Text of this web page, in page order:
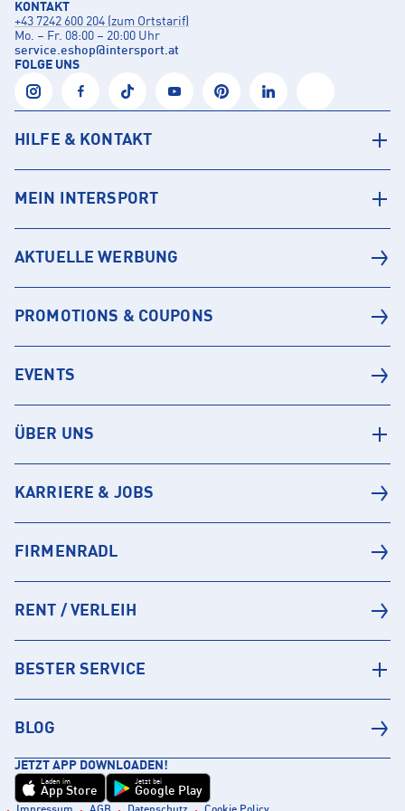
KONTAKT
+43 7242 600 204 (zum Ortstarif)
Mo. – Fr. 08:00 – 20:00 Uhr
service.eshop@intersport.at
FOLGE UNS
HILFE & KONTAKT
MEIN INTERSPORT
AKTUELLE WERBUNG
PROMOTIONS & COUPONS
EVENTS
ÜBER UNS
KARRIERE & JOBS
FIRMENRADL
RENT / VERLEIH
BESTER SERVICE
BLOG
JETZT APP DOWNLOADEN!
Laden im
App Store
Jetzt bei
Google Play